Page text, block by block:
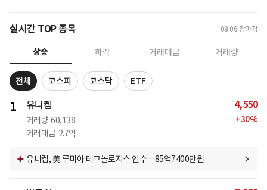
실시간 TOP 종목 08.06 장마감
상승 하락 거래대금 거래량
전체 코스피 코스닥 ETF
1 유니켐
거래량 60,138
거래대금 2.7억
4,550
+30%
유니켐, 美 루미아 테크놀로지스 인수…85억7400만원